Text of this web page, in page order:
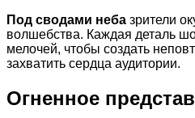
Под сводами неба зрители
волшебства. Каждая деталь
мелочей, чтобы создать
захватить сердца аудитории.
Огненное